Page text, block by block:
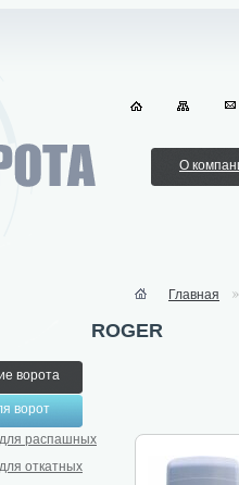
О
ворота
ворот
распашных
откатных
Главная
ROGER